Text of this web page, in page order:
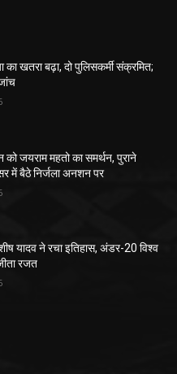
का खतरा बढ़ा, दो पुलिसकर्मी संक्रमित;
जयराम महतो का समर्थन, पुराने
में बैठे निर्जला अनशन पर
यादव ने रचा इतिहास, अंडर-20 विश्व
रजत